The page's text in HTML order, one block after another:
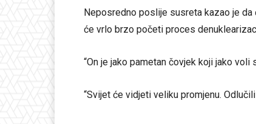
Neposredno poslije susreta kazao je
će vrlo brzo početi proces
“On je jako pametan čovjek koji jako voli
“Svijet će vidjeti veliku promjenu.